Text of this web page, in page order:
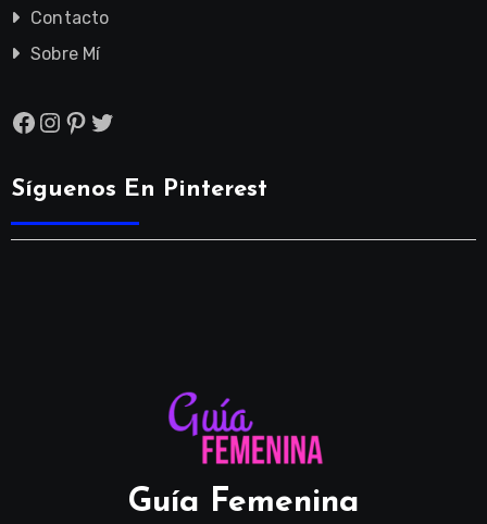
Contacto
Sobre Mí
Facebook
Instagram
Pinterest
Twitter
Síguenos En Pinterest
Guía Femenina